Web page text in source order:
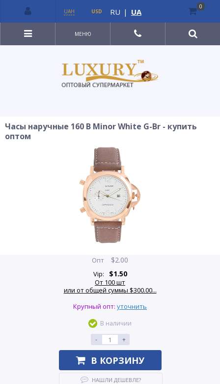
МЕНЮ
Часы наручные 160 B Minor White G-Br - купить
оптом
Опт $2.00
Vip: $1.50
От 100 шт
или от общей суммы $300.00...
Крупный опт: уточнить
В наличии
-
+
В КОРЗИНУ
НАШЛИ ДЕШЕВЛЕ?
UAH USD RU | UA
0